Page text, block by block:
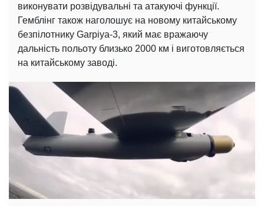
виконувати розвідувальні та атакуючі функції.
Гемблінг також наголошує на новому китайському
безпілотнику Garpiya-3, який має вражаючу
дальність польоту близько 2000 км і виготовляється
на китайському заводі.